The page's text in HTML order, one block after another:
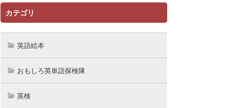
カテゴリ
英語絵本
おもしろ英単語探検隊
英検